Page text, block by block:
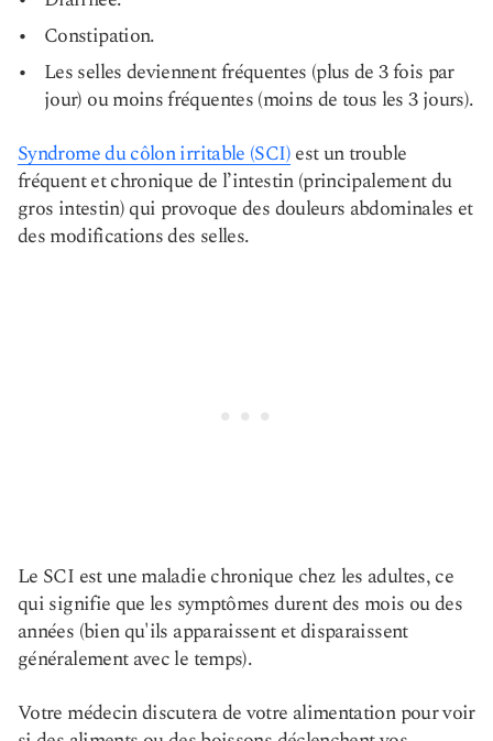
Constipation.
Les selles deviennent fréquentes (plus de 3 fois par
jour) ou moins fréquentes (moins de tous les 3 jours).
Syndrome du côlon irritable (SCI)est un trouble
fréquent et chronique de l’intestin (principalement du
gros intestin) qui provoque des douleurs abdominales et
des modifications des selles.
Le SCI est une maladie chronique chez les adultes, ce
qui signifie que les symptômes durent des mois ou des
années (bien qu'ils apparaissent et disparaissent
généralement avec le temps).
Votre médecin discutera de votre alimentation pour voir